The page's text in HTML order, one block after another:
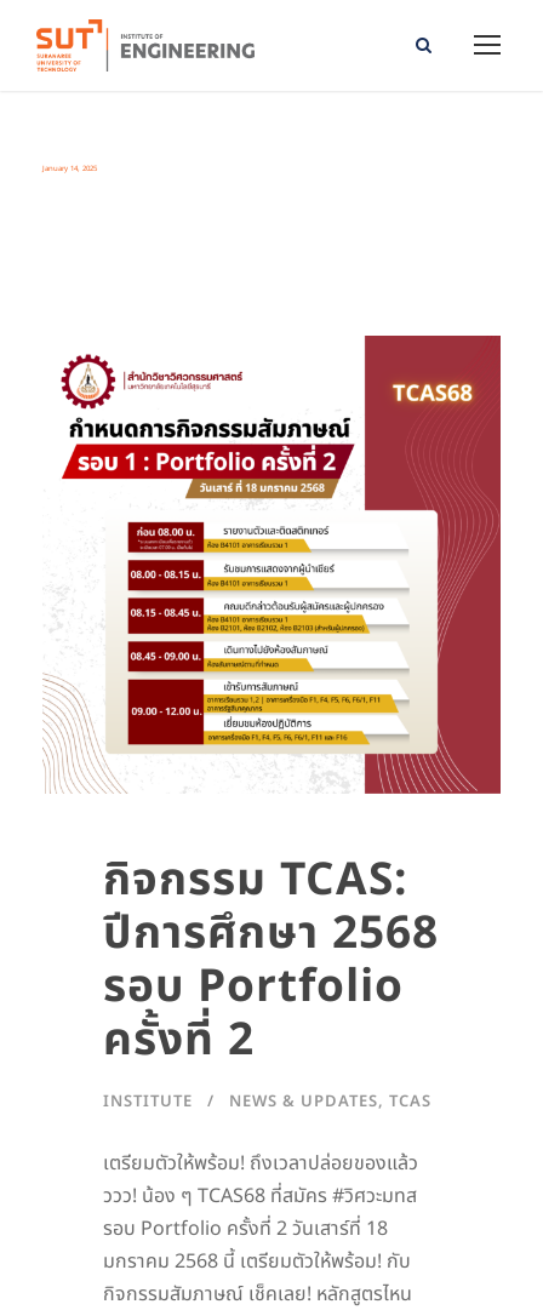
January 14, 2025
กิจกรรม TCAS:
ปีการศึกษา 2568
รอบ Portfolio
ครั้งที่ 2
INSTITUTE NEWS & UPDATES, TCAS
เตรียมตัวให้พร้อม! ถึงเวลาปล่อยของแล้ว
ววว! น้อง ๆ TCAS68 ที่สมัคร #วิศวะมทส
รอบ Portfolio ครั้งที่ 2 วันเสาร์ที่ 18
มกราคม 2568 นี้ เตรียมตัวให้พร้อม! กับ
กิจกรรมสัมภาษณ์ เช็คเลย! หลักสูตรไหน